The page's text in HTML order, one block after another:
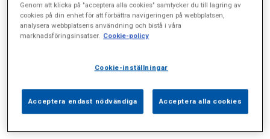
Genom att klicka på "acceptera alla cookies" samtycker du till lagring av
cookies på din enhet för att förbättra navigeringen på webbplatsen,
analysera webbplatsens användning och bistå i våra
marknadsföringsinsatser. Cookie-policy
Cookie-inställningar
Acceptera endast nödvändiga Acceptera alla cookies